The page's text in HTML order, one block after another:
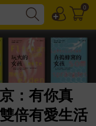
0
：有你真
倍有愛生活